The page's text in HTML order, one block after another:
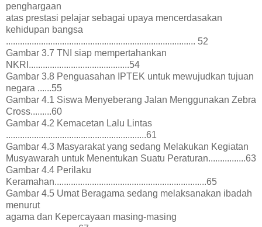
penghargaan
atas prestasi pelajar sebagai upaya mencerdasakan
kehidupan bangsa
................................................................................. 52
Gambar 3.7 TNI siap mempertahankan
NKRI...........................................54
Gambar 3.8 Penguasahan IPTEK untuk mewujudkan tujuan
negara ......55
Gambar 4.1 Siswa Menyeberang Jalan Menggunakan Zebra
Cross.........60
Gambar 4.2 Kemacetan Lalu Lintas
............................................................61
Gambar 4.3 Masyarakat yang sedang Melakukan Kegiatan
Musyawarah untuk Menentukan Suatu Peraturan................63
Gambar 4.4 Perilaku
Keramahan.................................................................65
Gambar 4.5 Umat Beragama sedang melaksanakan ibadah
menurut
agama dan Kepercayaan masing-masing